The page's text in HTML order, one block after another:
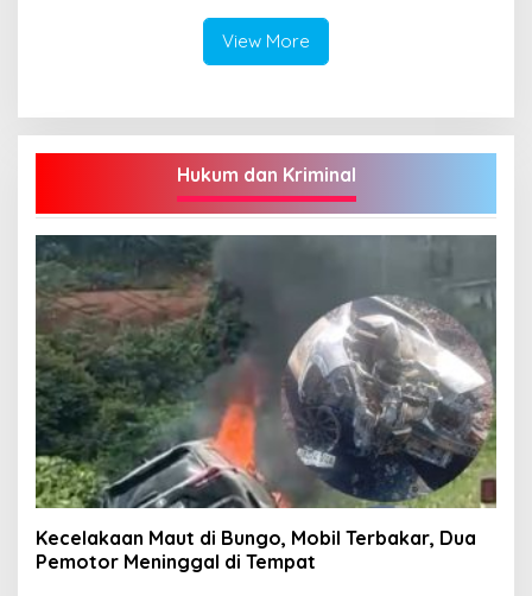
View More
Hukum dan Kriminal
Kecelakaan Maut di Bungo, Mobil Terbakar, Dua
Pemotor Meninggal di Tempat